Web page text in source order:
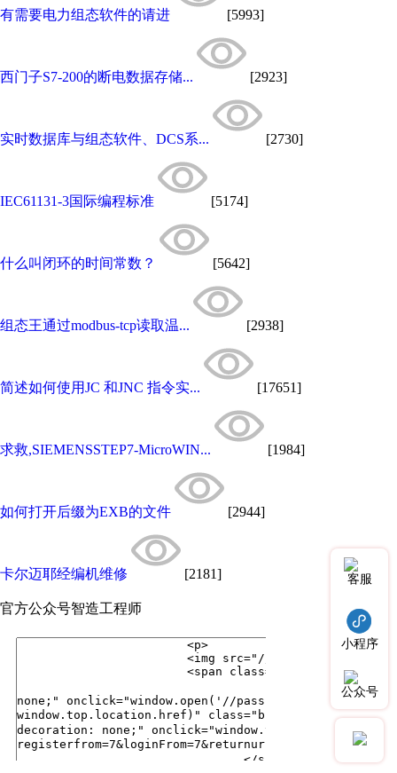
有需要电力组态软件的请进 [5993]
西门子S7-200的断电数据存储... [2923]
实时数据库与组态软件、DCS系... [2730]
IEC61131-3国际编程标准 [5174]
什么叫闭环的时间常数？ [5642]
组态王通过modbus-tcp读取温... [2938]
简述如何使用JC 和JNC 指令实... [17651]
求救,SIEMENSSTEP7-MicroWIN... [1984]
如何打开后缀为EXB的文件 [2944]
卡尔迈耶经编机维修 [2181]
官方公众号智造工程师
客服
小程序
公众号